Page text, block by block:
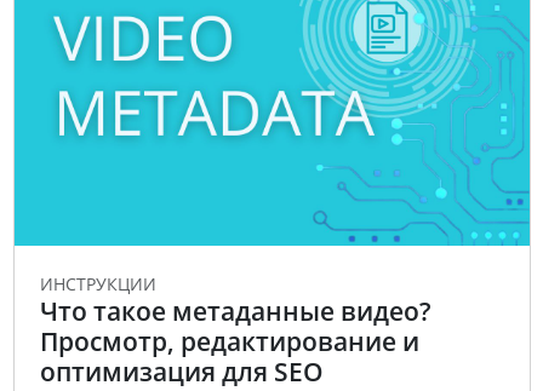
ИНСТРУКЦИИ
Что такое метаданные видео?
Просмотр, редактирование и
оптимизация для SEO